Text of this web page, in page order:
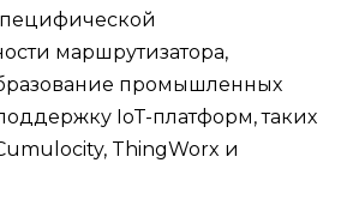
маршрутизатора,
промышленных
IoT-платформ, таких
ThingWorx и